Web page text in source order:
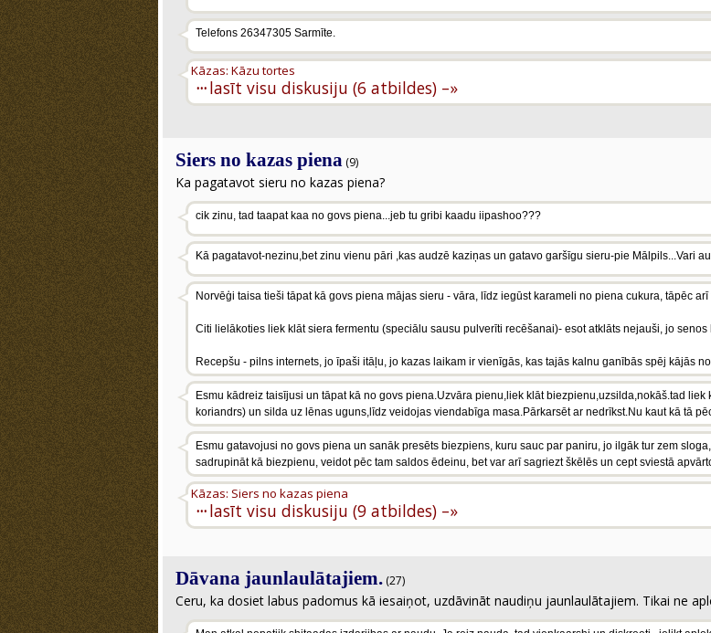
Telefons 26347305 Sarmīte.
···
Kāzas: Kāzu tortes
lasīt visu diskusiju (6 atbildes) –»
Siers no kazas piena (9)
Ka pagatavot sieru no kazas piena?
cik zinu, tad taapat kaa no govs piena...jeb tu gribi kaadu iipashoo???
Kā pagatavot-nezinu,bet zinu vienu pāri ,kas audzē kaziņas un gatavo garšīgu sieru-pie Mālpils...Vari
Norvēģi taisa tieši tāpat kā govs piena mājas sieru - vāra, līdz iegūst karameli no piena cukura, tāpēc
Citi lielākoties liek klāt siera fermentu (speciālu sausu pulverīti recēšanai)- esot atklāts nejauši, jo
Recepšu - pilns internets, jo īpaši itāļu, jo kazas laikam ir vienīgās, kas tajās kalnu ganībās spēj kājās
Esmu kādreiz taisījusi un tāpat kā no govs piena.Uzvāra pienu,liek klāt biezpienu,uzsilda,nokāš.tad
koriandrs) un silda uz lēnas uguns,līdz veidojas viendabīga masa.Pārkarsēt ar nedrīkst.Nu kaut kā tā
Esmu gatavojusi no govs piena un sanāk presēts biezpiens, kuru sauc par paniru, jo ilgāk tur zem
sadrupināt kā biezpienu, veidot pēc tam saldos ēdeinu, bet var arī sagriezt škēlēs un cept sviestā
···
Kāzas: Siers no kazas piena
lasīt visu diskusiju (9 atbildes) –»
Dāvana jaunlaulātajiem. (27)
Ceru, ka dosiet labus padomus kā iesaiņot, uzdāvināt naudiņu jaunlaulātajiem. Tikai ne